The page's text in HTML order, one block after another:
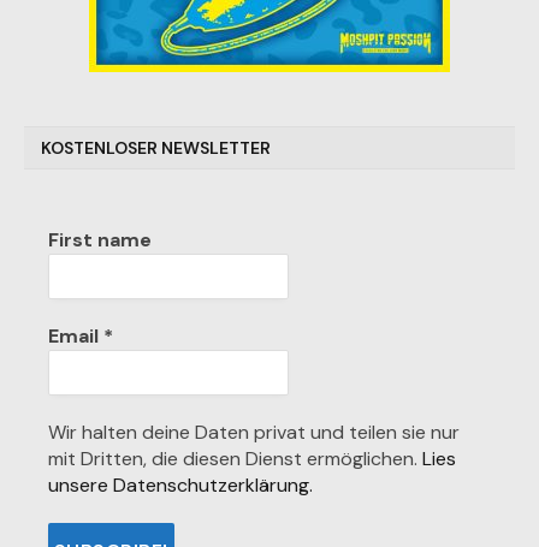
KOSTENLOSER NEWSLETTER
First name
Email *
Wir halten deine Daten privat und teilen sie nur
mit Dritten, die diesen Dienst ermöglichen. Lies
unsere Datenschutzerklärung.